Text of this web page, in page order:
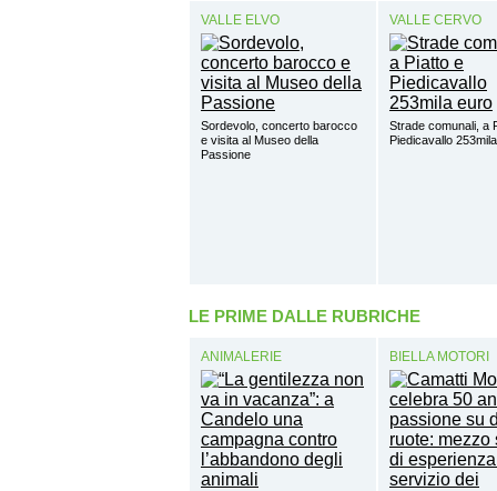
VALLE ELVO
Sordevolo, concerto barocco
e visita al Museo della
Passione
VALLE CERVO
Strade comunali, a
Piedicavallo
LE PRIME DALLE RUBRICHE
ANIMALERIE BIELLA MOTORI